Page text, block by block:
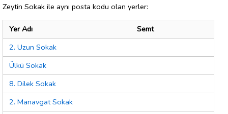
Zeytin Sokak ile aynı posta kodu olan yerler:
Yer Adı
Semt
2. Uzun Sokak
Ülkü Sokak
8. Dilek Sokak
2. Manavgat Sokak